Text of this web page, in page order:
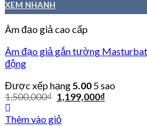
XEM NHANH
Âm đạo giả cao cấp
Âm đạo giả gắn tường
động
Được xếp hạng 5.00 5 sao
1,500,000₫ 1,199,000₫
Thêm vào giỏ